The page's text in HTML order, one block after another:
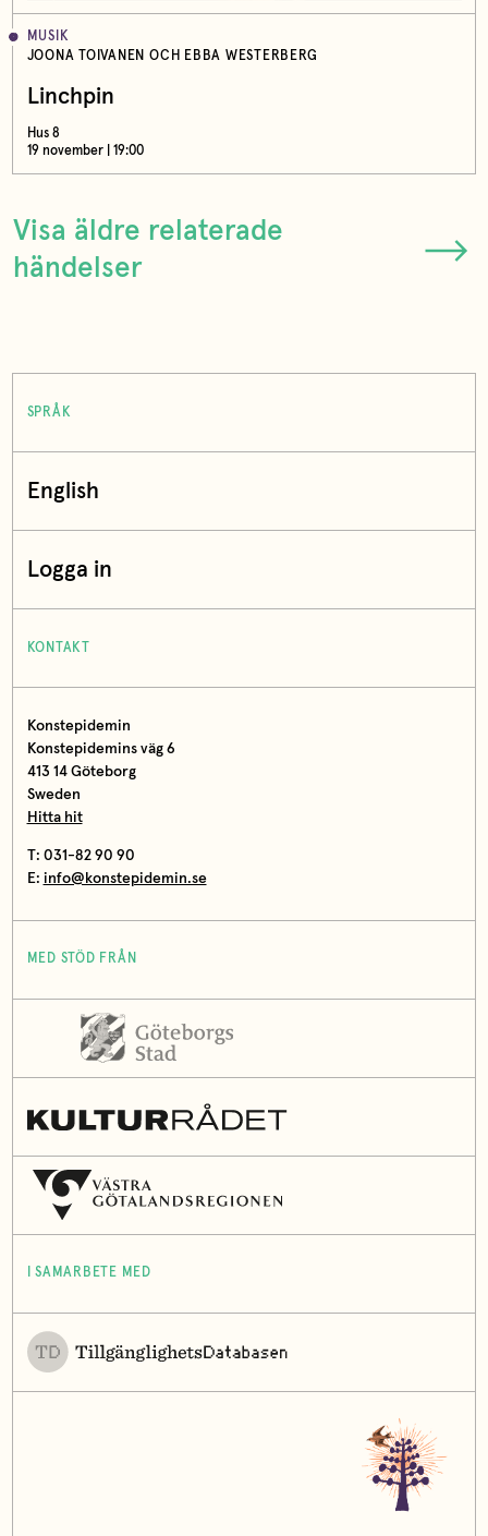
MUSIK
JOONA TOIVANEN OCH EBBA WESTERBERG
Linchpin
Hus 8
19 november | 19:00
Visa äldre relaterade
händelser
SPRÅK
English
Logga in
KONTAKT
Konstepidemin
Konstepidemins väg 6
413 14 Göteborg
Sweden
Hitta hit
T: 031-82 90 90
E: info@konstepidemin.se
MED STÖD FRÅN
I SAMARBETE MED